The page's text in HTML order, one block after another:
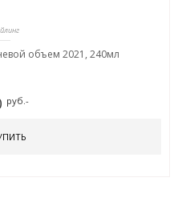
объем 2021, 240мл
руб.-